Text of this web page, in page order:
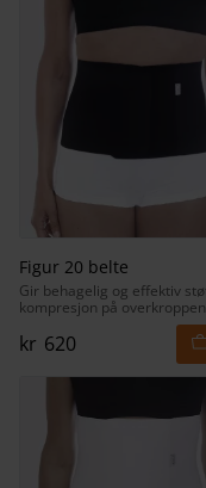
Figur 20 belte
Gir behagelig og effektiv
kompresjon på
kr 620